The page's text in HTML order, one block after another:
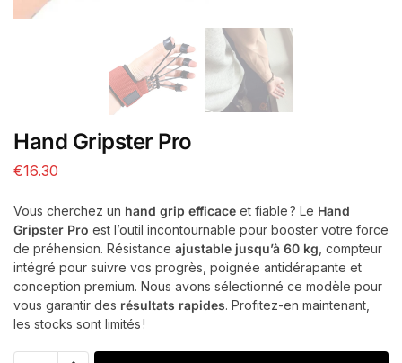
Hand Gripster Pro
€16.30
Vous cherchez un hand grip efficace et fiable ? Le Hand
Gripster Pro est l’outil incontournable pour booster votre force
de préhension. Résistance ajustable jusqu’à 60 kg , compteur
intégré pour suivre vos progrès, poignée antidérapante et
conception premium. Nous avons sélectionné ce modèle pour
vous garantir des résultats rapides. Profitez-en maintenant,
les stocks sont limités !